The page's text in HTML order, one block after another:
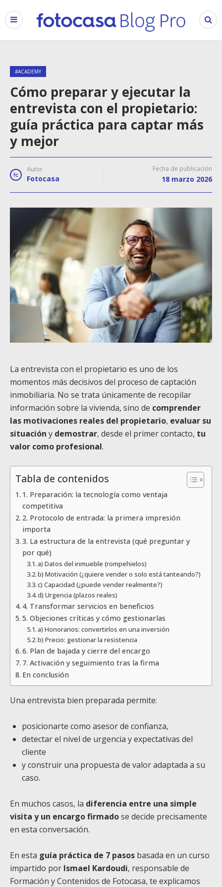
#ACADEMY
Cómo preparar y ejecutar la
entrevista con el propietario:
guía práctica para captar más
y mejor
Autor
Fotocasa
Fecha de publicación
18 marzo 2026
La entrevista con el propietario es uno de los
momentos más decisivos del proceso de captación
inmobiliaria. No se trata únicamente de recopilar
información sobre la vivienda, sino de comprender
las motivaciones reales del propietario, evaluar su
situación y demostrar, desde el primer contacto, tu
valor como profesional.
Tabla de contenidos
1. Preparación: la tecnología como ventaja
competitiva
2. Protocolo de entrada: la primera impresión
importa
3. La estructura de la entrevista (qué preguntar y
por qué)
a) Datos del inmueble (rompehielos)
b) Motivación (¿quiere vender o solo está tanteando?)
c) Capacidad (¿puede vender realmente?)
d) Urgencia (plazos reales)
4. Transformar servicios en beneficios
5. Objeciones críticas y cómo gestionarlas
a) Honorarios: convertirlos en una inversión
b) Precio: gestionar la resistencia
6. Plan de bajada y cierre del encargo
7. Activación y seguimiento tras la firma
En conclusión
Una entrevista bien preparada permite:
posicionarte como asesor de confianza,
detectar el nivel de urgencia y expectativas del
cliente
y construir una propuesta de valor adaptada a su
caso.
En muchos casos, la diferencia entre una simple
visita y un encargo firmadose decide precisamente
en esta conversación.
En esta guía práctica de 7 pasos basada en un curso
impartido por Ismael Kardoudi, responsable de
Formación y Contenidos de Fotocasa, te explicamos